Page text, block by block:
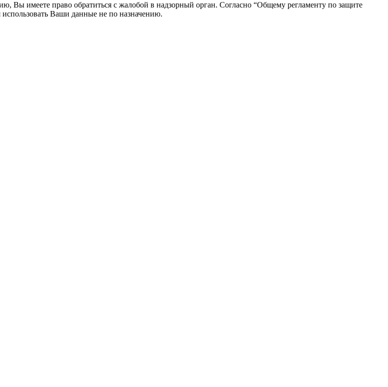
Вы имеете право обратиться с жалобой в надзорный орган. Согласно “Общему регламенту по защите
Ваши данные не по назначению.